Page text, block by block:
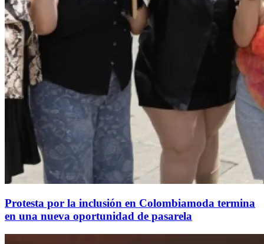
Protesta por la inclusión en Colombiamoda termina
en una nueva oportunidad de pasarela